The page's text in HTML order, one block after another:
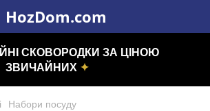
HozDom.com
СКОВОРОДКИ ЗА ЦІНОЮ
ЗВИЧАЙНИХ ✦
Набори посуду